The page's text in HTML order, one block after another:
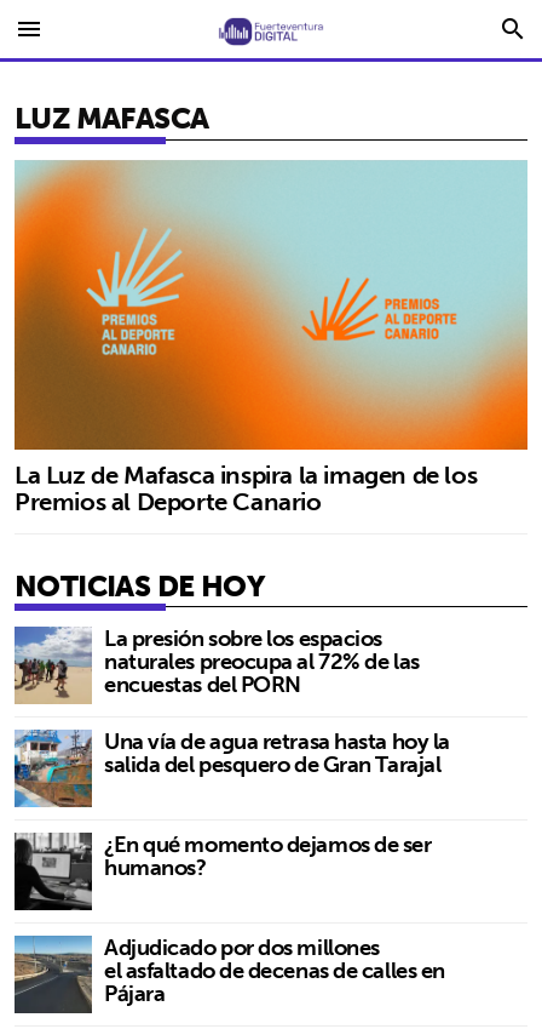
menu search
LUZ MAFASCA
La Luz de Mafasca inspira la imagen de los
Premios al Deporte Canario
NOTICIAS DE HOY
La presión sobre los espacios
naturales preocupa al 72% de las
encuestas del PORN
Una vía de agua retrasa hasta hoy la
salida del pesquero de Gran Tarajal
¿En qué momento dejamos de ser
humanos?
Adjudicado por dos millones
el asfaltado de decenas de calles en
Pájara